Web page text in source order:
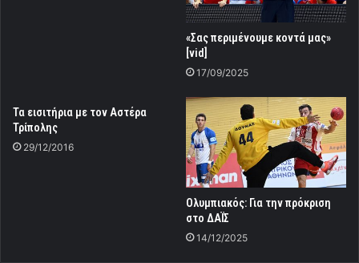
«Σας περιμένουμε κοντά μας»
[vid]
17/09/2025
Τα εισιτήρια με τον Αστέρα
Τρίπολης
29/12/2016
Ολυμπιακός: Για την πρόκριση
στο ΔΑΪΣ
14/12/2025